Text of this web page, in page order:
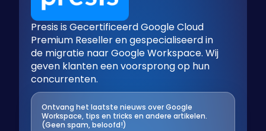
Presis is Gecertificeerd Google Cloud
Premium Reseller en gespecialiseerd in
de migratie naar Google Workspace. Wij
geven klanten een voorsprong op hun
concurrenten.
Ontvang het laatste nieuws over Google
Workspace, tips en tricks en andere artikelen.
(Geen spam, beloofd!)